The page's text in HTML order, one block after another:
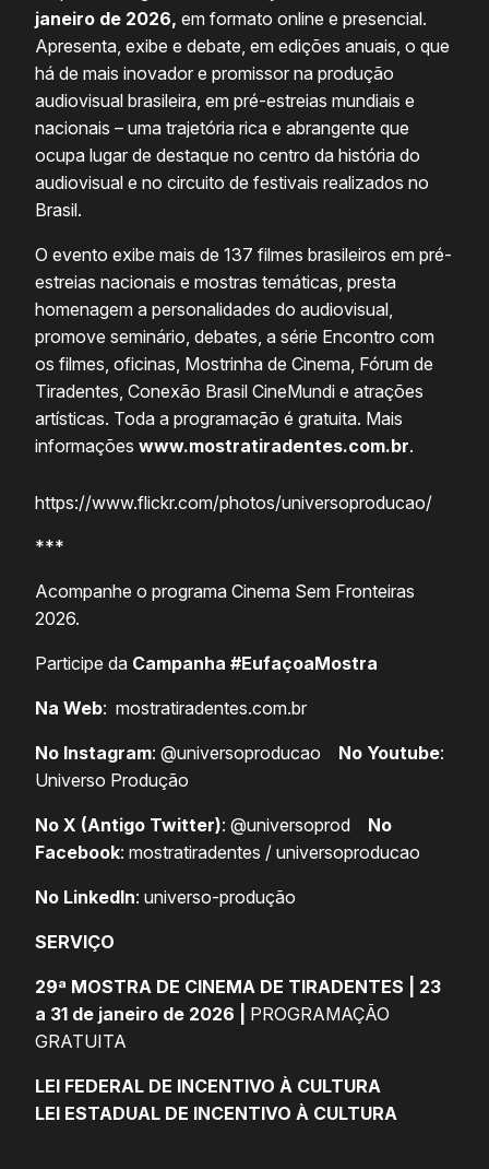
janeiro de 2026, em formato online e presencial.
Apresenta, exibe e debate, em edições anuais, o que
há de mais inovador e promissor na produção
audiovisual brasileira, em pré-estreias mundiais e
nacionais – uma trajetória rica e abrangente que
ocupa lugar de destaque no centro da história do
audiovisual e no circuito de festivais realizados no
Brasil.
O evento exibe mais de 137 filmes brasileiros em pré-
estreias nacionais e mostras temáticas, presta
homenagem a personalidades do audiovisual,
promove seminário, debates, a série Encontro com
os filmes, oficinas, Mostrinha de Cinema, Fórum de
Tiradentes, Conexão Brasil CineMundi e atrações
artísticas. Toda a programação é gratuita. Mais
informações www.mostratiradentes.com.br.
https://www.flickr.com/photos/universoproducao/
***
Acompanhe o programa Cinema Sem Fronteiras
2026.
Participe da Campanha #EufaçoaMostra
Na Web: mostratiradentes.com.br
No Instagram: @universoproducao No Youtube:
Universo Produção
No X (Antigo Twitter): @universoprod
No
Facebook: mostratiradentes / universoproducao
No LinkedIn: universo-produção
SERVIÇO
29ª MOSTRA DE CINEMA DE TIRADENTES | 23
a 31 de janeiro de 2026 | PROGRAMAÇÃO
GRATUITA
LEI FEDERAL DE INCENTIVO À CULTURA
LEI ESTADUAL DE INCENTIVO À CULTURA